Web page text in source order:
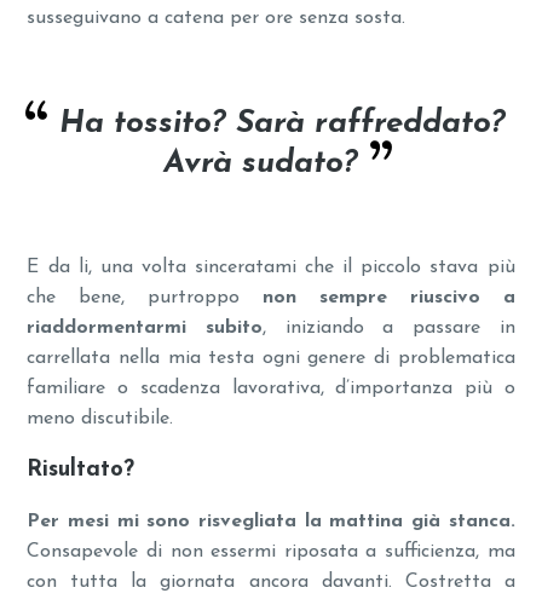
susseguivano a catena per ore senza sosta.
Ha tossito? Sarà raffreddato?
Avrà sudato?
E da li, una volta sinceratami che il piccolo stava più
che bene, purtroppo non sempre riuscivo a
riaddormentarmi subito, iniziando a passare in
carrellata nella mia testa ogni genere di problematica
familiare o scadenza lavorativa, d’importanza più o
meno discutibile.
Risultato?
Per mesi mi sono risvegliata la mattina già stanca.
Consapevole di non essermi riposata a sufficienza, ma
con tutta la giornata ancora davanti. Costretta a